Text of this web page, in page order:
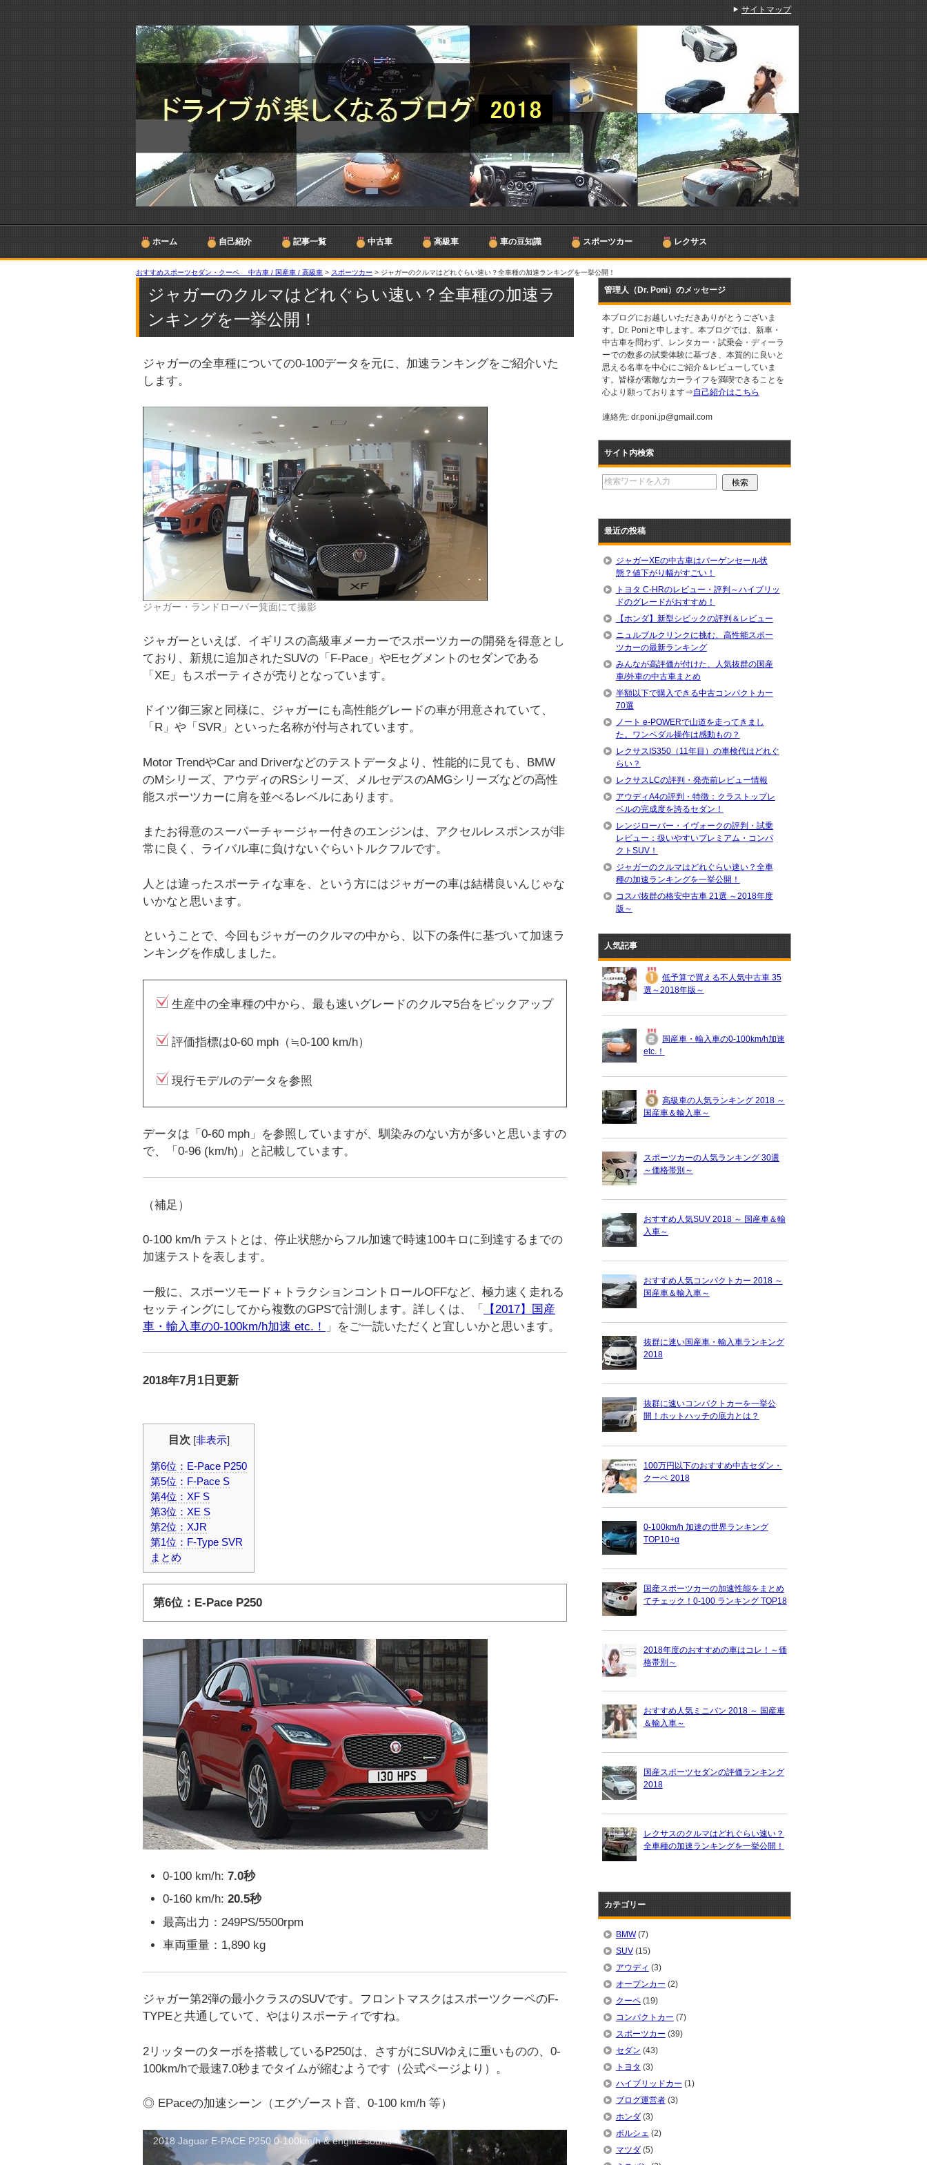
ホーム 自己紹介 記事一覧 中古車 高級車 車の豆知識 スポーツカー レクサス
おすすめスポーツセダン・クーペ 中古車 / 国産車 / 高級車 > スポーツカー > ジャガーのクルマはどれぐらい速い？全車種の加速ランキングを一挙公開！
ジャガーのクルマはどれぐらい速い？全車種の加速ラ
ンキングを一挙公開！
ジャガーの全車種についての0-100データを元に、加速ランキングをご紹介いた
します。
ジャガー・ランドローバー箕面にて撮影
ジャガーといえば、イギリスの高級車メーカーでスポーツカーの開発を得意とし
ており、新規に追加されたSUVの「F-Pace」やEセグメントのセダンである
「XE」もスポーティさが売りとなっています。
ドイツ御三家と同様に、ジャガーにも高性能グレードの車が用意されていて、
「R」や「SVR」といった名称が付与されています。
Motor TrendやCar and Driverなどのテストデータより、性能的に見ても、BMW
のMシリーズ、アウディのRSシリーズ、メルセデスのAMGシリーズなどの高性
能スポーツカーに肩を並べるレベルにあります。
またお得意のスーパーチャージャー付きのエンジンは、アクセルレスポンスが非
常に良く、ライバル車に負けないぐらいトルクフルです。
人とは違ったスポーティな車を、という方にはジャガーの車は結構良いんじゃな
いかなと思います。
ということで、今回もジャガーのクルマの中から、以下の条件に基づいて加速ラ
ンキングを作成しました。
生産中の全車種の中から、最も速いグレードのクルマ5台をピックアップ
評価指標は0-60 mph（≒0-100 km/h）
現行モデルのデータを参照
データは「0-60 mph」を参照していますが、馴染みのない方が多いと思いますの
で、「0-96 (km/h)」と記載しています。
（補足）
0-100 km/h テストとは、停止状態からフル加速で時速100キロに到達するまでの
加速テストを表します。
一般に、スポーツモード＋トラクションコントロールOFFなど、極力速く走れる
セッティングにしてから複数のGPSで計測します。詳しくは、「
【2017】国産
車・輸入車の0-100km/h加速 etc.！
」をご一読いただくと宜しいかと思います。
2018年7月1日更新
目次 [非表示]
第6位：E-Pace P250
第5位：F-Pace S
第4位：XF S
第3位：XE S
第2位：XJR
第1位：F-Type SVR
まとめ
第6位：E-Pace P250
0-100 km/h: 7.0秒
0-160 km/h: 20.5秒
最高出力：249PS/5500rpm
車両重量：1,890 kg
ジャガー第2弾の最小クラスのSUVです。フロントマスクはスポーツクーペのF-
TYPEと共通していて、やはりスポーティですね。
2リッターのターボを搭載しているP250は、さすがにSUVゆえに重いものの、0-
100km/hで最速7.0秒までタイムが縮むようです（公式ページより）。
◎ EPaceの加速シーン（エグゾースト音、0-100 km/h 等）
2018 Jaguar E-PACE P250 0-100km/h & engine sound
管理人（Dr. Poni）のメッセージ
本ブログにお越しいただきありがとうございま
す。Dr. Poniと申します。本ブログでは、新車・
中古車を問わず、レンタカー・試乗会・ディーラ
ーでの数多の試乗体験に基づき、本質的に良いと
思える名車を中心にご紹介＆レビューしていま
す。皆様が素敵なカーライフを満喫できることを
心より願っております⇒自己紹介はこちら
連絡先: dr.poni.jp@gmail.com
サイト内検索
最近の投稿
ジャガーXEの中古車はバーゲンセール状
態？値下がり幅がすごい！
トヨタ C-HRのレビュー・評判～ハイブリッ
ドのグレードがおすすめ！
【ホンダ】新型シビックの評判＆レビュー
ニュルブルクリンクに挑む、高性能スポー
ツカーの最新ランキング
みんなが高評価が付けた、人気抜群の国産
車/外車の中古車まとめ
半額以下で購入できる中古コンパクトカー
70選
ノート e-POWERで山道を走ってきまし
た。ワンペダル操作は感動もの？
レクサスIS350（11年目）の車検代はどれぐ
らい？
レクサスLCの評判・発売前レビュー情報
アウディA4の評判・特徴：クラストップレ
ベルの完成度を誇るセダン！
レンジローバー・イヴォークの評判・試乗
レビュー：扱いやすいプレミアム・コンパ
クトSUV！
ジャガーのクルマはどれぐらい速い？全車
種の加速ランキングを一挙公開！
コスパ抜群の格安中古車 21選 ～2018年度
版～
人気記事
低予算で買える不人気中古車 35
選～2018年版～
国産車・輸入車の0-100km/h加速
etc.！
高級車の人気ランキング 2018 ～
国産車＆輸入車～
スポーツカーの人気ランキング 30選
～価格帯別～
おすすめ人気SUV 2018 ～ 国産車＆輸
入車～
おすすめ人気コンパクトカー 2018 ～
国産車＆輸入車～
抜群に速い国産車・輸入車ランキング
2018
抜群に速いコンパクトカーを一挙公
開！ホットハッチの底力とは？
100万円以下のおすすめ中古セダン・
クーペ 2018
0-100km/h 加速の世界ランキング
TOP10+α
国産スポーツカーの加速性能をまとめ
てチェック！0-100 ランキング TOP18
2018年度のおすすめの車はコレ！～価
格帯別～
おすすめ人気ミニバン 2018 ～ 国産車
＆輸入車～
国産スポーツセダンの評価ランキング
2018
レクサスのクルマはどれぐらい速い？
全車種の加速ランキングを一挙公開！
カテゴリー
BMW(7)
SUV(15)
アウディ (3)
オープンカー (2)
クーペ(19)
コンパクトカー (7)
スポーツカー (39)
セダン (43)
トヨタ (3)
ハイブリッドカー (1)
ブログ運営者(3)
ホンダ(3)
ポルシェ (2)
マツダ(5)
サイトマップ